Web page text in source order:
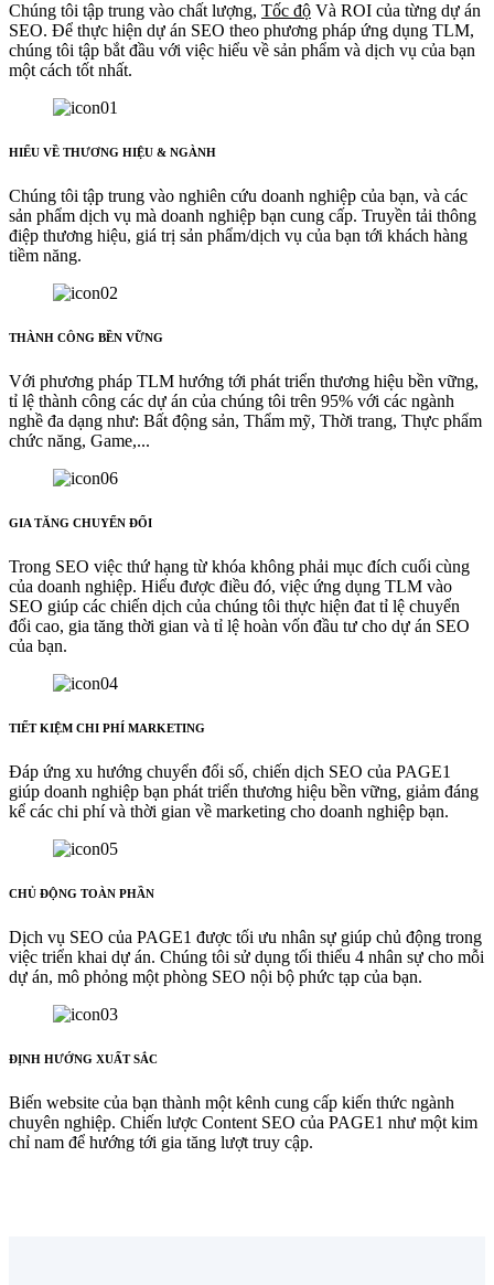
Chúng tôi tập trung vào chất lượng, Tốc độ Và ROI của từng dự án
SEO. Để thực hiện dự án SEO theo phương pháp ứng dụng TLM,
chúng tôi tập bắt đầu với việc hiểu về sản phẩm và dịch vụ của bạn
một cách tốt nhất.
HIỂU VỀ THƯƠNG HIỆU & NGÀNH
Chúng tôi tập trung vào nghiên cứu doanh nghiệp của bạn, và các
sản phẩm dịch vụ mà doanh nghiệp bạn cung cấp. Truyền tải thông
điệp thương hiệu, giá trị sản phẩm/dịch vụ của bạn tới khách hàng
tiềm năng.
THÀNH CÔNG BỀN VỮNG
Với phương pháp TLM hướng tới phát triển thương hiệu bền vững,
tỉ lệ thành công các dự án của chúng tôi trên 95% với các ngành
nghề đa dạng như: Bất động sản, Thẩm mỹ, Thời trang, Thực phẩm
chức năng, Game,...
GIA TĂNG CHUYỂN ĐỔI
Trong SEO việc thứ hạng từ khóa không phải mục đích cuối cùng
của doanh nghiệp. Hiểu được điều đó, việc ứng dụng TLM vào
SEO giúp các chiến dịch của chúng tôi thực hiện đat tỉ lệ chuyển
đổi cao, gia tăng thời gian và tỉ lệ hoàn vốn đầu tư cho dự án SEO
của bạn.
TIẾT KIỆM CHI PHÍ MARKETING
Đáp ứng xu hướng chuyển đổi số, chiến dịch SEO của PAGE1
giúp doanh nghiệp bạn phát triển thương hiệu bền vững, giảm đáng
kể các chi phí và thời gian về marketing cho doanh nghiệp bạn.
CHỦ ĐỘNG TOÀN PHẦN
Dịch vụ SEO của PAGE1 được tối ưu nhân sự giúp chủ động trong
việc triển khai dự án. Chúng tôi sử dụng tối thiểu 4 nhân sự cho mỗi
dự án, mô phỏng một phòng SEO nội bộ phức tạp của bạn.
ĐỊNH HƯỚNG XUẤT SẮC
Biến website của bạn thành một kênh cung cấp kiến thức ngành
chuyên nghiệp. Chiến lược Content SEO của PAGE1 như một kim
chỉ nam để hướng tới gia tăng lượt truy cập.